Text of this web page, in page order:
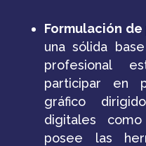
Formulación
una sólida
profesional
participar en
gráfico
digitales como
posee las